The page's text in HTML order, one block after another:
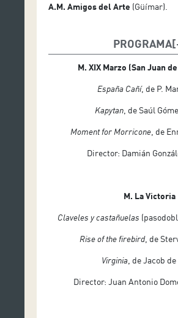
A.M. Amigos del Arte (Güímar).
PROGRAMA
M. XIX Marzo (San Juan
España Cañí, de P.
Kapytan , de Saúl
Moment for Morricone , de
Director: Damián
M. La Victoria
Claveles y castañuelas
Rise of the firebird, de
Virginia, de Jacob de
Director: Juan Antonio